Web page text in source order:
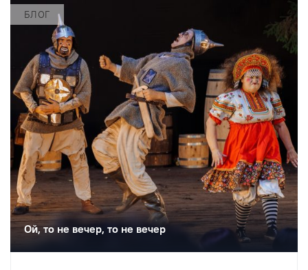
постоянного обновления сценического
искусства. Елена Лебедева вспоминает
главные события в истории этого
театра.
БЛОГ
Ой, то не вечер, то не вечер